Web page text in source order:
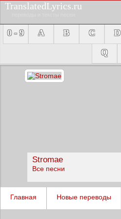
TranslatedLyrics.ru
0 - 9 A B C D
Q
Stromae
Все песни
Главная Новые переводы